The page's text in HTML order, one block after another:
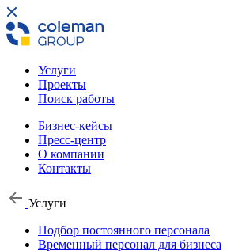
Услуги
Проекты
Поиск работы
Бизнес-кейсы
Пресс-центр
О компании
Контакты
Услуги
Подбор постоянного персонала
Временный персонал для бизнеса